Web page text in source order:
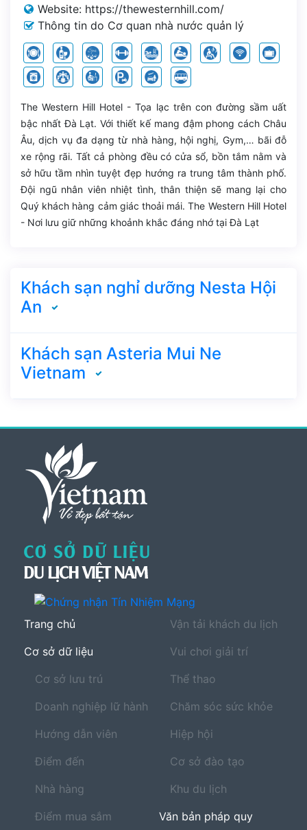
Website: https://thewesternhill.com/
Thông tin do Cơ quan nhà nước quản lý
The Western Hill Hotel - Tọa lạc trên con đường sầm uất
bậc nhất Đà Lạt. Với thiết kế mang đậm phong cách Châu
Âu, dịch vụ đa dạng từ nhà hàng, hội nghị, Gym,… bãi đỗ
xe rộng rãi. Tất cả phòng đều có cửa sổ, bồn tắm nằm và
sở hữu tầm nhìn tuyệt đẹp hướng ra trung tâm thành phố.
Đội ngũ nhân viên nhiệt tình, thân thiện sẽ mang lại cho
Quý khách hàng cảm giác thoải mái. The Western Hill Hotel
- Nơi lưu giữ những khoảnh khắc đáng nhớ tại Đà Lạt
Khách sạn nghỉ dưỡng Nesta Hội
An
Khách sạn Asteria Mui Ne
Vietnam
Trang chủ
Cơ sở dữ liệu
Cơ sở lưu trú
Doanh nghiệp lữ hành
Hướng dẫn viên
Điểm đến
Nhà hàng
Điểm mua sắm
Vận tải khách du lịch
Vui chơi giải trí
Thể thao
Chăm sóc sức khỏe
Hiệp hội
Cơ sở đào tạo
Khu du lịch
Văn bản pháp quy